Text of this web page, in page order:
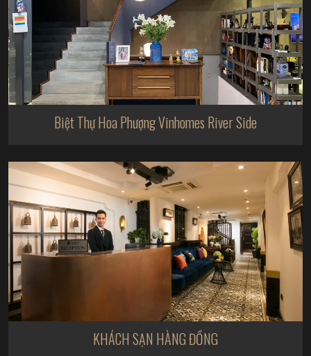
Biệt Thự Hoa Phượng Vinhomes River Side
KHÁCH SẠN HÀNG ĐỒNG